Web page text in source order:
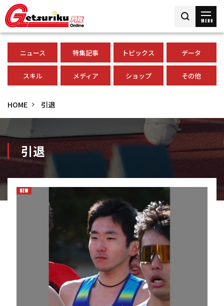
MENU
ニュース 特集記事 トピックス データ
スキル メディア ショップ その他
HOME 引退
引退